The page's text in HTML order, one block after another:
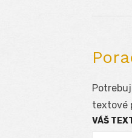
textové
VÁŠ